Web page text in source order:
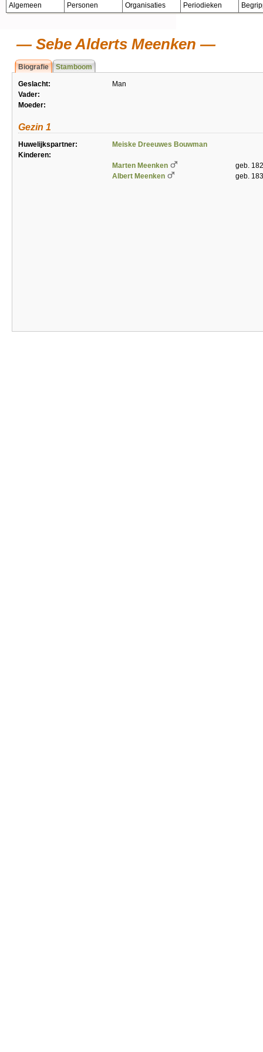
Algemeen Personen Organisaties Periodieken
Sebe Alderts Meenken
Biografie Stamboom
Geslacht:
Man
Vader:
Moeder:
Gezin 1
Huwelijkspartner:
Meiske Dreeuwes Bouwman
Kinderen:
Marten Meenken
geb.
Albert Meenken
geb.